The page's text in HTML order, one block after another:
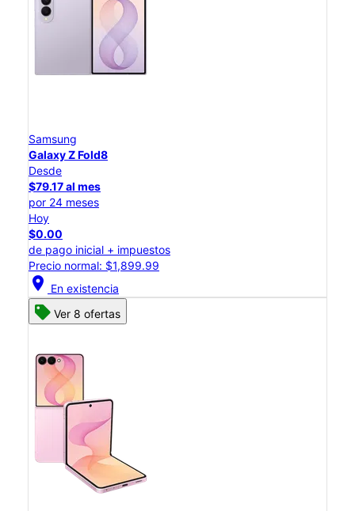
Samsung
Galaxy Z Fold8
Desde
$79.17 al mes
por 24 meses
Hoy
$0.00
de pago inicial + impuestos
Precio normal: $1,899.99
location_on En existencia
Ver 8 ofertas